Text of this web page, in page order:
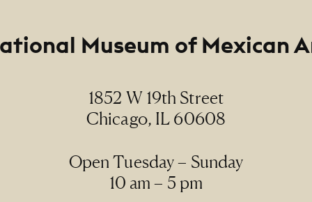
Museum of Mexican
1852 W 19th Street
Chicago, IL 60608
Open Tuesday – Sunday
10 am – 5 pm